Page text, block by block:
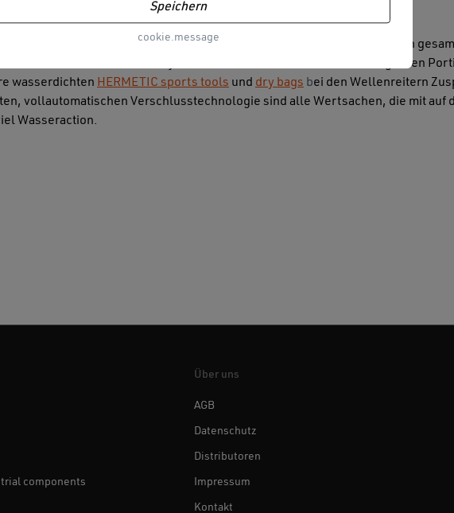
unter der Surfcommunity und weiteren Unterstützern, fleißig Spenden
in Hannover mit diesem Projekt finanziell zu fördern. Neben einer großen
wasserdichten HERMETIC sports tools und dry bags bei den Wellenreitern
vollautomatischen Verschlusstechnologie sind alle Wertsachen, die mit auf
Wasseraction.
components
Über uns
AGB
Datenschutz
Distributoren
Impressum
Kontakt
Speichern
cookie.message